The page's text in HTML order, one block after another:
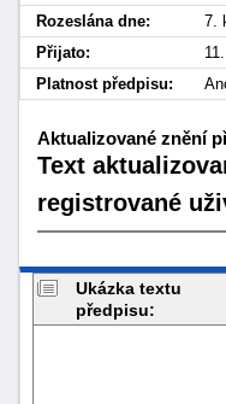
Rozeslána dne:
7.
Přijato:
Platnost předpisu:
Aktualizované znění
Text
registrované
Ukázka textu
předpisu: